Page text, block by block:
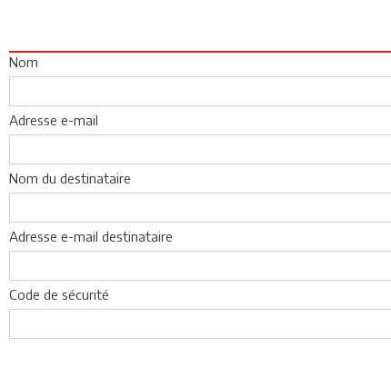
Nom
Adresse e-mail
Nom du destinataire
Adresse e-mail destinataire
Code de sécurité